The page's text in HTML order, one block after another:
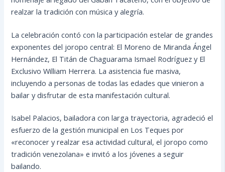
realzar la tradición con música y alegría.
La celebración contó con la participación estelar de grandes
exponentes del joropo central: El Moreno de Miranda Ángel
Hernández, El Titán de Chaguarama Ismael Rodríguez y El
Exclusivo William Herrera. La asistencia fue masiva,
incluyendo a personas de todas las edades que vinieron a
bailar y disfrutar de esta manifestación cultural.
Isabel Palacios, bailadora con larga trayectoria, agradeció el
esfuerzo de la gestión municipal en Los Teques por
«reconocer y realzar esa actividad cultural, el joropo como
tradición venezolana» e invitó a los jóvenes a seguir
bailando.